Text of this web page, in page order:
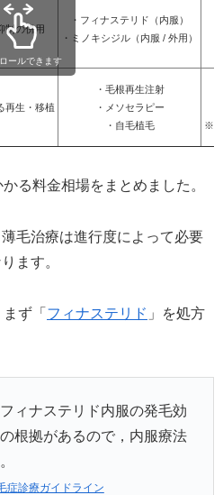
制の併用
・フィナステリド（内服）
・ミノキシジル（内服 / 外用）
再生・移植
・毛根再生注射
・メソセラピー
・自毛植毛
※施
ールできます
る料金相場をまとめました。
毛治療は進行度によって必要
ます。
ず「 フィナステリド 」を処方
ィナステリド内服の発毛効
根拠があるので，内服療法
症診療ガイドライン